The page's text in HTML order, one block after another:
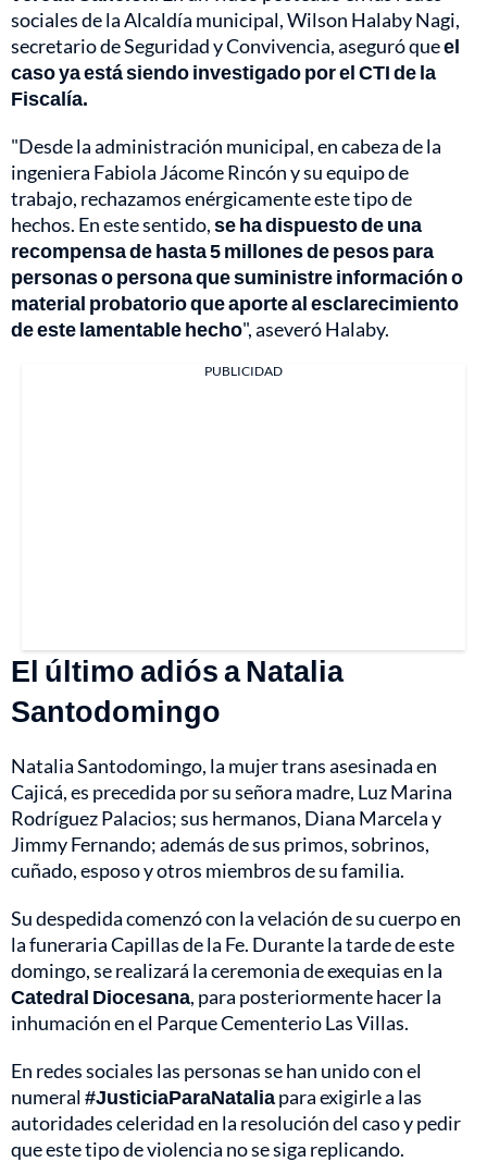
sociales de la Alcaldía municipal, Wilson Halaby Nagi,
secretario de Seguridad y Convivencia, aseguró queel
caso ya está siendo investigado por el CTI de la
Fiscalía.
"Desde la administración municipal, en cabeza de la
ingeniera Fabiola Jácome Rincón y su equipo de
trabajo, rechazamos enérgicamente este tipo de
hechos. En este sentido,se ha dispuesto de una
recompensa de hasta 5 millones de pesos para
personas o persona que suministre información o
material probatorio que aporte al esclarecimiento
de este lamentable hecho", aseveró Halaby.
PUBLICIDAD
El último adiós a Natalia
Santodomingo
Natalia Santodomingo, la mujer trans asesinada en
Cajicá, es precedida por su señora madre, Luz Marina
Rodríguez Palacios; sus hermanos, Diana Marcela y
Jimmy Fernando; además de sus primos, sobrinos,
cuñado, esposo y otros miembros de su familia.
Su despedida comenzó con la velación de su cuerpo en
la funeraria Capillas de la Fe. Durante la tarde de este
domingo, se realizará la ceremonia de exequias en la
Catedral Diocesana, para posteriormente hacer la
inhumación en el Parque Cementerio Las Villas.
En redes sociales las personas se han unido con el
numeral#JusticiaParaNataliapara exigirle a las
autoridades celeridad en la resolución del caso y pedir
que este tipo de violencia no se siga replicando.